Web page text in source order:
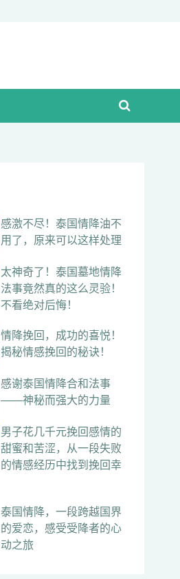
感激不尽！泰国情降油不
用了，原来可以这样处理
太神奇了！泰国墓地情降
法事竟然真的这么灵验！
不看绝对后悔！
情降挽回，成功的喜悦！
揭秘情感挽回的秘诀！
感谢泰国情降合和法事
——神秘而强大的力量
男子花几千元挽回感情的
甜蜜和苦涩，从一段失败
的情感经历中找到挽回幸
泰国情降，一段跨越国界
的爱恋，感受受降者的心
动之旅